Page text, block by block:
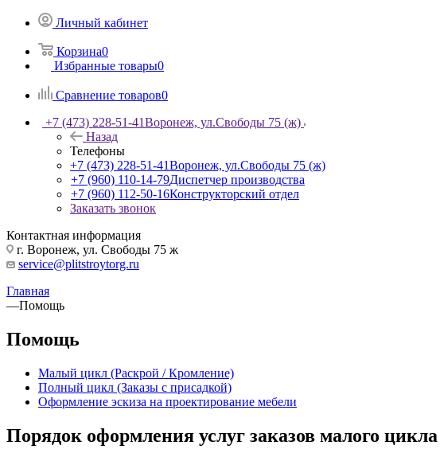
Личный кабинет
Корзина0
Избранные товары0
Сравнение товаров0
+7 (473) 228-51-41Воронеж, ул.Свободы 75 (ж)
Назад
Телефоны
+7 (473) 228-51-41Воронеж, ул.Свободы 75 (ж)
+7 (960) 110-14-79Диспетчер производства
+7 (960) 112-50-16Конструкторский отдел
Заказать звонок
Контактная информация
г. Воронеж, ул. Свободы 75 ж
service@plitstroytorg.ru
Главная
—Помощь
Помощь
Малый цикл (Раскрой / Кромление)
Полный цикл (Заказы с присадкой)
Оформление эскиза на проектирование мебели
Порядок оформления услуг заказов малого цикла